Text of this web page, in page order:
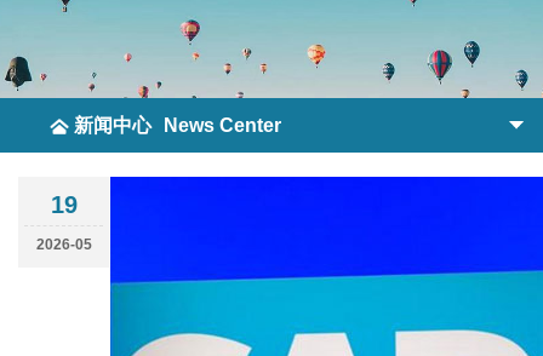
新闻中心 News Center
19
2026-05